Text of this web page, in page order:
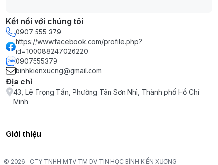
Kết nối với chúng tôi
0907 555 379
https://www.facebook.com/profile.php?
id=100088247026220
0907555379
binhkienxuong@gmail.com
Địa chỉ
43, Lê Trọng Tấn, Phường Tân Sơn Nhì, Thành phố Hồ Chí
Minh
Giới thiệu
© 2026 CTY TNHH MTV TM DV TIN HỌC BÌNH KIẾN XƯƠNG